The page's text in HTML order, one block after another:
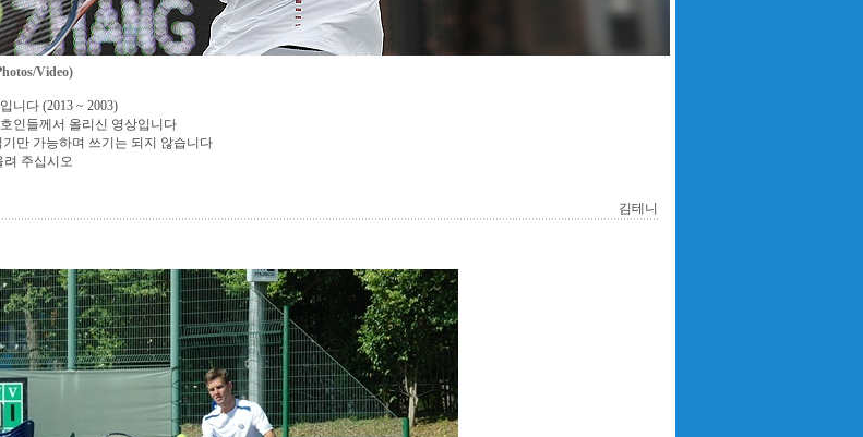
Video)
니다 (2013 ~ 2003)
인들께서 올리신 영상입니다
만 가능하며 쓰기는 되지 않습니다
려 주십시오
김테니